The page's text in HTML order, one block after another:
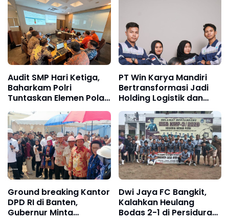
Audit SMP Hari Ketiga,
Baharkam Polri
Tuntaskan Elemen Pola
Pengamanan Pertamina
Jabar
PT Win Karya Mandiri
Bertransformasi Jadi
Holding Logistik dan
Manufaktur
Ground breaking Kantor
DPD RI di Banten,
Gubernur Minta
Dwi Jaya FC Bangkit,
Kalahkan Heulang
Bodas 2-1 di Persidura